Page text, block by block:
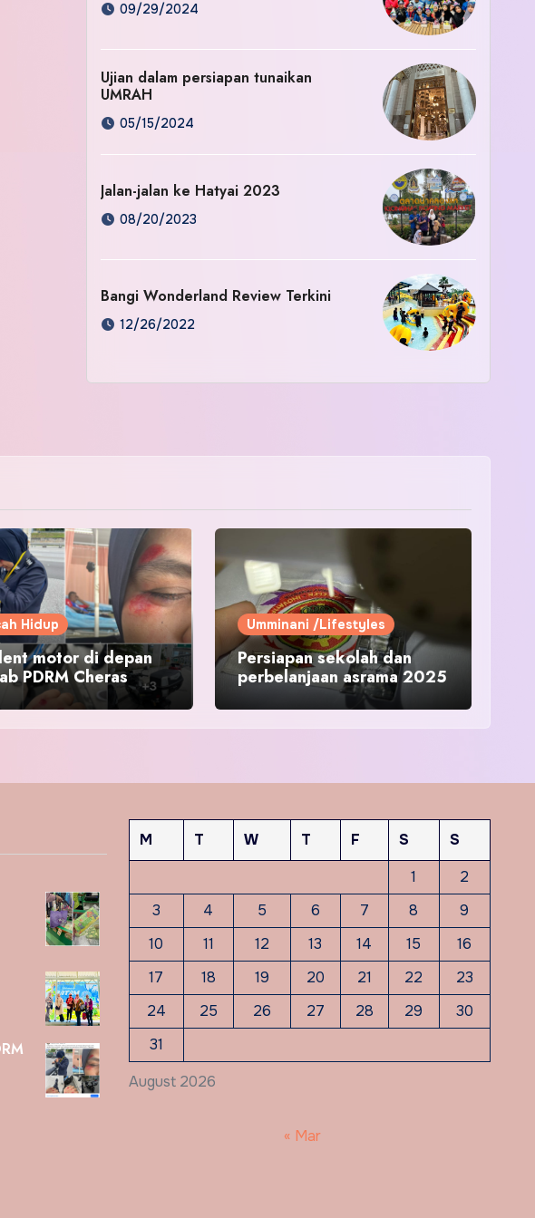
09/29/2024
Ujian dalam persiapan tunaikan
UMRAH
05/15/2024
Jalan-jalan ke Hatyai 2023
08/20/2023
Bangi Wonderland Review Terkini
12/26/2022
Hidup
motor di depan
PDRM Cheras
Umminani /Lifestyles
Persiapan sekolah dan
perbelanjaan asrama 2025
August 2026
M T W T F S
S
1
2
3
4 5 6 7 8
9
10
11 12 13 14 15
16
17
18 19 20 21 22
23
24
25 26 27 28 29
30
31
« Mar